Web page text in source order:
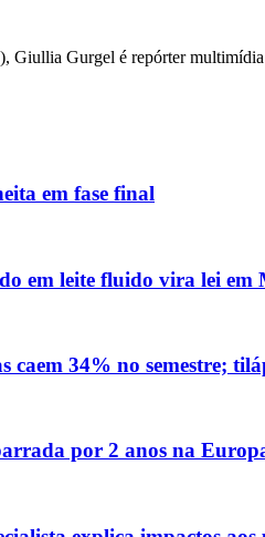
Gurgel é repórter
em fase final
em leite fluido vira lei em
caem 34% no semestre;
por 2 anos na